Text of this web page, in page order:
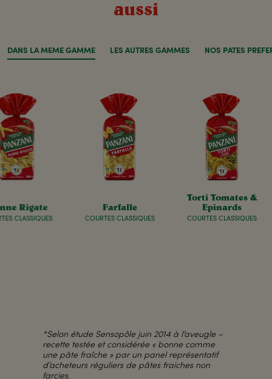
aussi
DANS LA MÊME GAMME LES AUTRES GAMMES NOS PÂTES
Rigate
CLASSIQUES
Farfalle
COURTES CLASSIQUES
Torti Tomates &
Epinards
COURTES CLASSIQUES
*Selon étude Sensopôle juin 2014 à l’aveugle –
recette testée et considérée « bonne comme
une pâte fraîche » par un panel représentatif
d’acheteurs réguliers de pâtes fraiches non
farcies.